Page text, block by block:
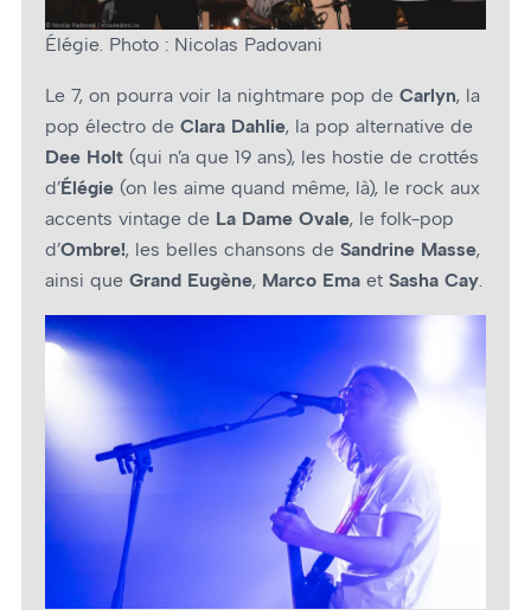
Élégie. Photo : Nicolas Padovani
Le 7, on pourra voir la nightmare pop de Carlyn, la
pop électro de Clara Dahlie, la pop alternative de
Dee Holt (qui n’a que 19 ans), les hostie de crottés
d’Élégie (on les aime quand même, là), le rock aux
accents vintage de La Dame Ovale, le folk-pop
d’Ombre!, les belles chansons de Sandrine Masse,
ainsi que Grand Eugène, Marco Ema et Sasha Cay